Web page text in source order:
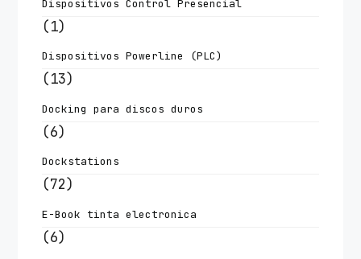
Dispositivos Control Presencial
(1)
Dispositivos Powerline (PLC)
(13)
Docking para discos duros
(6)
Dockstations
(72)
E-Book tinta electronica
(6)